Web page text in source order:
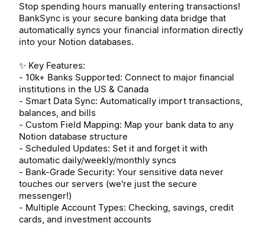
Stop spending hours manually entering transactions!
BankSync is your secure banking data bridge that
automatically syncs your financial information directly
into your Notion databases.
✨ Key Features:
- 10k+ Banks Supported: Connect to major financial
institutions in the US & Canada
- Smart Data Sync: Automatically import transactions,
balances, and bills
- Custom Field Mapping: Map your bank data to any
Notion database structure
- Scheduled Updates: Set it and forget it with
automatic daily/weekly/monthly syncs
- Bank-Grade Security: Your sensitive data never
touches our servers (we're just the secure
messenger!)
- Multiple Account Types: Checking, savings, credit
cards, and investment accounts